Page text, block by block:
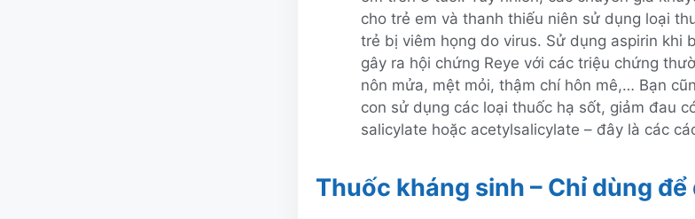
cho trẻ em và thanh thiếu niên sử dụng loại
trẻ bị viêm họng do virus. Sử dụng aspirin khi
gây ra hội chứng Reye với các triệu chứng
nôn mửa, mệt mỏi, thậm chí hôn mê,… Bạn
con sử dụng các loại thuốc hạ sốt, giảm đau
salicylate hoặc acetylsalicylate – đây là các
Thuốc kháng sinh – Chỉ dùng